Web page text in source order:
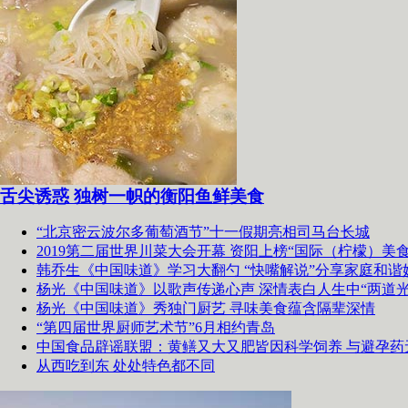
舌尖诱惑 独树一帜的衡阳鱼鲜美食
“北京密云波尔多葡萄酒节”十一假期亮相司马台长城
2019第二届世界川菜大会开幕 资阳上榜“国际（柠檬）美
韩乔生《中国味道》学习大翻勺 “快嘴解说”分享家庭和谐
杨光《中国味道》以歌声传递心声 深情表白人生中“两道
杨光《中国味道》秀独门厨艺 寻味美食蕴含隔辈深情
“第四届世界厨师艺术节”6月相约青岛
中国食品辟谣联盟：黄鳝又大又肥皆因科学饲养 与避孕药
从西吃到东 处处特色都不同